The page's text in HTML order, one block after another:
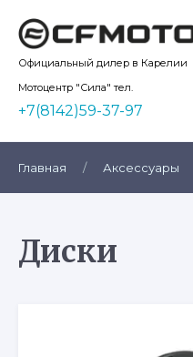
content
Kvadro10
Официальный дилер в Карелии
Мотоцентр "Сила" тел.
+7(8142)59-37-97
Главная / Аксессуары
Диски